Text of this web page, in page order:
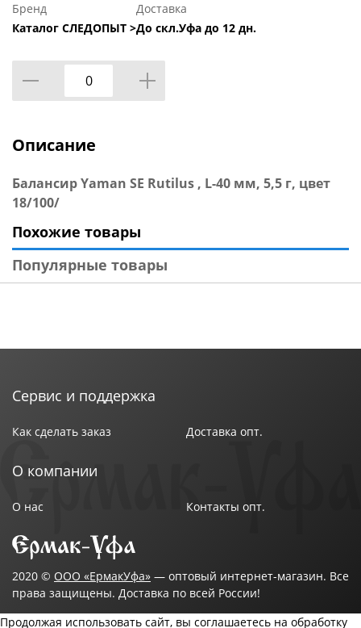
Бренд
Каталог СЛЕДОПЫТ >
Доставка
До скл.Уфа до 12 дн.
Описание
Балансир Yaman SE Rutilus , L-40 мм, 5,5 г, цвет
18/100/
Похожие товары
Популярные товары
Сервис и поддержка
Как сделать заказ Доставка опт.
О компании
О нас Контакты опт.
2020 © ООО «ЕрмакУфа» — оптовый интернет-магазин. Все
права защищены. Доставка по всей России!
Продолжая использовать сайт, вы соглашаетесь на обработку